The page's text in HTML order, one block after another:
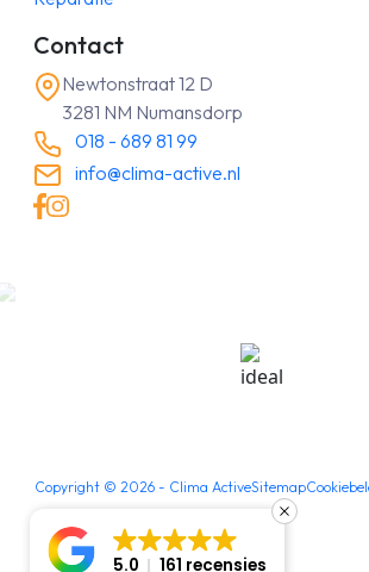
5.0 161 recensies
Contact
Newtonstraat 12 D
3281 NM Numansdorp
018 - 689 81 99
info@clima-active.nl
Copyright © 2026- Clima ActiveSitemap